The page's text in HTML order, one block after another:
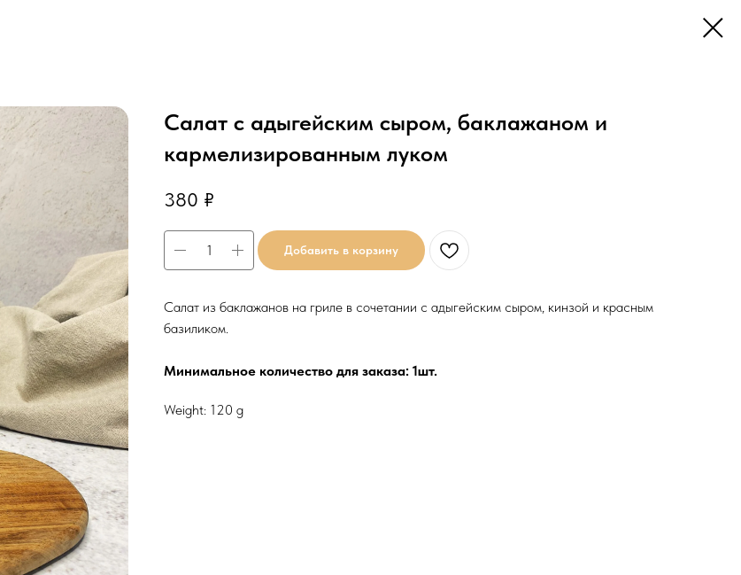
Салат с адыгейским сыром, баклажаном и
кармелизированным луком
380 ₽
Добавить в корзину
Салат из баклажанов на гриле в сочетании с адыгейским сыром, кинзой и красным
базиликом.
Минимальное количество для заказа: 1шт.
Weight: 120 g